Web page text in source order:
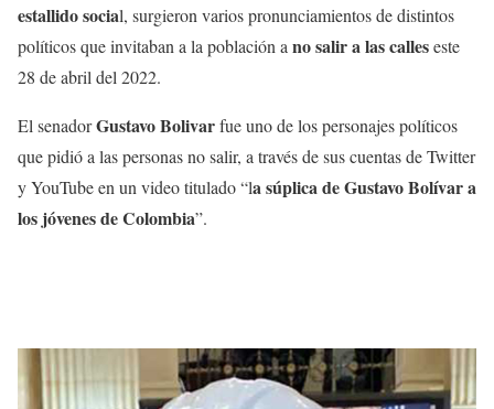
estallido social, surgieron varios pronunciamientos de distintos
políticos que invitaban a la población a no salir a las calleseste
28 de abril del 2022.
El senadorGustavo Bolivarfue uno de los personajes políticos
que pidió a las personas no salir, a través de sus cuentas de Twitter
y YouTube en un video titulado “la súplica de Gustavo Bolívar a
los jóvenes de Colombia”.